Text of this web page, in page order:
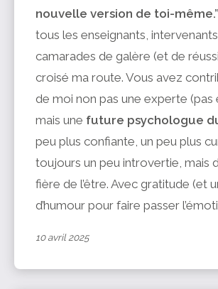
nouvelle version de toi-même.”
tous les enseignants,
camarades de galère (et de
croisé ma route. Vous avez
de moi non pas une experte (pas
mais une future psychologue
peu plus confiante, un peu plus
toujours un peu introvertie, mais
fière de l’être. Avec gratitude (et
d’humour pour faire passer
10 avril 2025